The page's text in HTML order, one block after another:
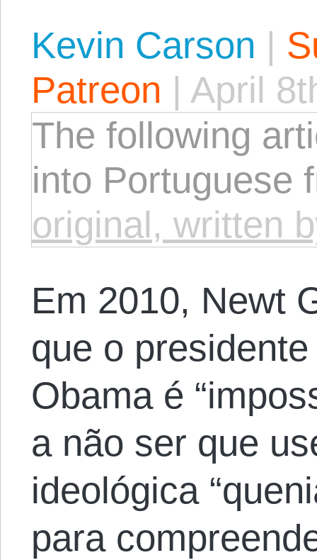
Kevin Carson |
Patreon | April
The following
into Portuguese
original, written
Em 2010, Newt
que o
Obama é
a não ser que
ideológica
para